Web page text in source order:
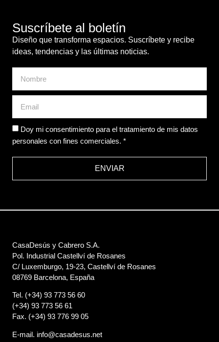
Sofá Angelo | Bélgica
Suscríbete al boletín
Diseño que transforma espacios. Suscríbete y recibe
ideas, tendencias y las últimas noticias.
Doy mi consentimiento para el tratamiento de mis datos
personales con fines comerciales. *
ENVIAR
CasaDesús y Cabrero S.A.
Pol. Industrial Castellví de Rosanes
C/ Luxemburgo, 19-23, Castellví de Rosanes
08769 Barcelona, España
Tel. (+34) 93 773 56 60
(+34) 93 773 56 61
Fax. (+34) 93 776 99 05
E-mail. info@casadesus.net